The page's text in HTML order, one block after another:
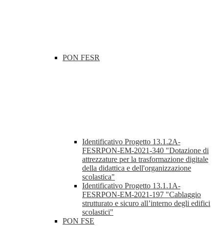
PON FESR
Identificativo Progetto 13.1.2A-
FESRPON-EM-2021-340 "Dotazione di
attrezzature per la trasformazione digitale
della didattica e dell'organizzazione
scolastica"
Identificativo Progetto 13.1.1A-
FESRPON-EM-2021-197 "Cablaggio
strutturato e sicuro all’interno degli edifici
scolastici"
PON FSE